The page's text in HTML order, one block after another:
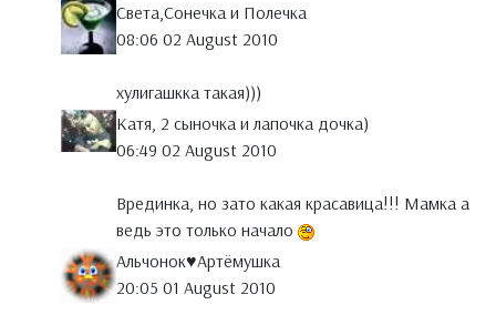
Света,Сонечка и Полечка
08:06 02 August 2010
хулигашкка такая)))
Катя, 2 сыночка и лапочка дочка)
06:49 02 August 2010
Врединка, но зато какая красавица!!! Мамка а
ведь это только начало
Альчонок♥Артёмушка
20:05 01 August 2010